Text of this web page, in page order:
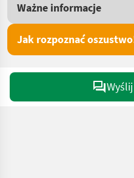
Ważne informacje
Jak rozpoznać